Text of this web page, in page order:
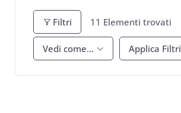
Filtri 11 Elementi trovati
Vedi come... Applica Filtri